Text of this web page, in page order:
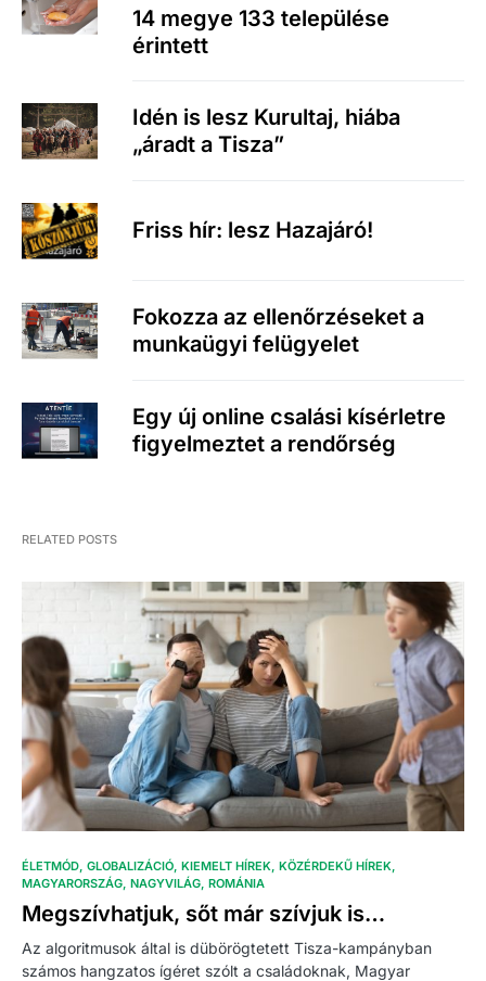
14 megye 133 települése
érintett
Idén is lesz Kurultaj, hiába
„áradt a Tisza”
Friss hír: lesz Hazajáró!
Fokozza az ellenőrzéseket a
munkaügyi felügyelet
Egy új online csalási kísérletre
figyelmeztet a rendőrség
RELATED POSTS
ÉLETMÓD GLOBALIZÁCIÓ KIEMELT HÍREK KÖZÉRDEKŰ HÍREK
MAGYARORSZÁG NAGYVILÁG ROMÁNIA
Megszívhatjuk, sőt már szívjuk is…
Az algoritmusok által is dübörögtetett Tisza-kampányban
számos hangzatos ígéret szólt a családoknak, Magyar